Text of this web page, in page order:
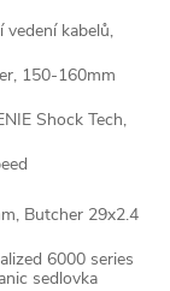
vedení kabelů,
150-160mm
Shock Tech,
Butcher 29x2.4
6000 series
sedlovka